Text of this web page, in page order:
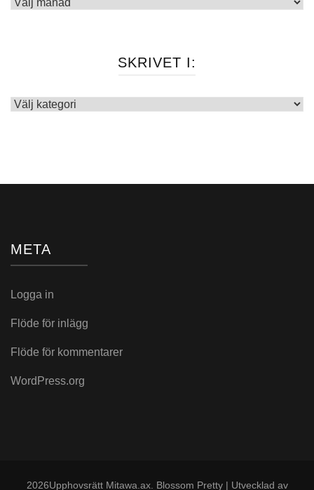
SKRIVET I:
Skrivet
META
Logga in
Flöde för inlägg
Flöde för kommentarer
WordPress.org
2026Upphovsrätt Mitawa.ax. Blossom Pretty | Utvecklad av